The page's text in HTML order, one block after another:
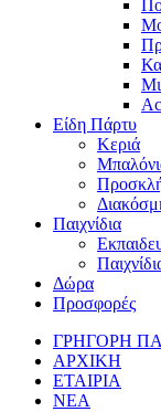
Είδη Πάρτυ
Κεριά
Παιχνίδια
Δώρα
Προσφορές
ΓΡΗΓΟΡΗ
ΑΡΧΙΚΗ
ΕΤΑΙΡΙΑ
ΝΕΑ